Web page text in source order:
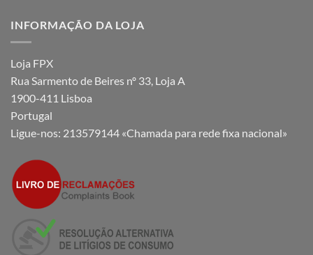
INFORMAÇÃO DA LOJA
Loja FPX
Rua Sarmento de Beires nº 33, Loja A
1900-411 Lisboa
Portugal
Ligue-nos: 213579144 «Chamada para rede fixa nacional»